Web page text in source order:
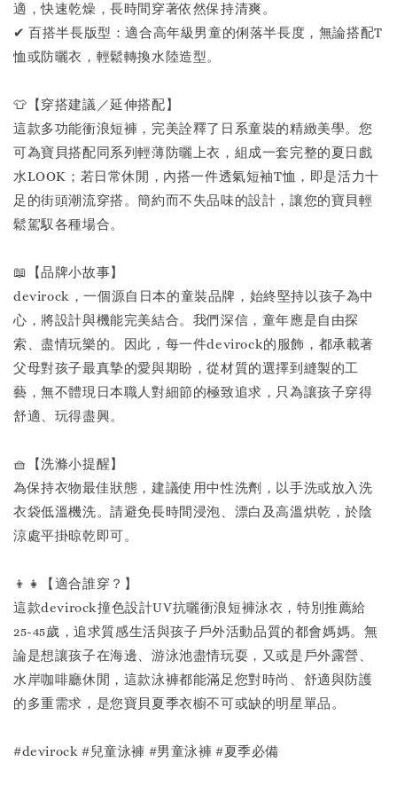
適，快速乾燥，長時間穿著依然保持清爽。
✔ 百搭半長版型：適合高年級男童的俐落半長度，無論搭配T
恤或防曬衣，輕鬆轉換水陸造型。
👕【穿搭建議／延伸搭配】
這款多功能衝浪短褲，完美詮釋了日系童裝的精緻美學。您
可為寶貝搭配同系列輕薄防曬上衣，組成一套完整的夏日戲
水LOOK；若日常休閒，內搭一件透氣短袖T恤，即是活力十
足的街頭潮流穿搭。簡約而不失品味的設計，讓您的寶貝輕
鬆駕馭各種場合。
📖【品牌小故事】
devirock，一個源自日本的童裝品牌，始終堅持以孩子為中
心，將設計與機能完美結合。我們深信，童年應是自由探
索、盡情玩樂的。因此，每一件devirock的服飾，都承載著
父母對孩子最真摯的愛與期盼，從材質的選擇到縫製的工
藝，無不體現日本職人對細節的極致追求，只為讓孩子穿得
舒適、玩得盡興。
🧺【洗滌小提醒】
為保持衣物最佳狀態，建議使用中性洗劑，以手洗或放入洗
衣袋低溫機洗。請避免長時間浸泡、漂白及高溫烘乾，於陰
涼處平掛晾乾即可。
👦👧【適合誰穿？】
這款devirock撞色設計UV抗曬衝浪短褲泳衣，特別推薦給
25-45歲，追求質感生活與孩子戶外活動品質的都會媽媽。無
論是想讓孩子在海邊、游泳池盡情玩耍，又或是戶外露營、
水岸咖啡廳休閒，這款泳褲都能滿足您對時尚、舒適與防護
的多重需求，是您寶貝夏季衣櫥不可或缺的明星單品。
#devirock #兒童泳褲 #男童泳褲 #夏季必備